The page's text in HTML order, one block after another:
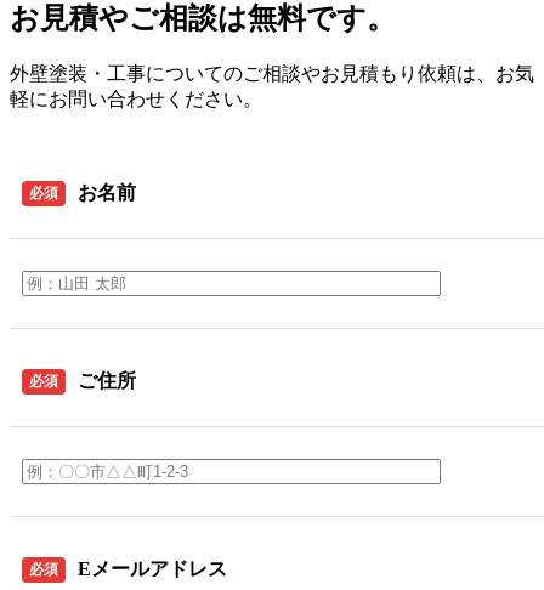
お見積やご相談は無料です。
外壁塗装・工事についてのご相談やお見積もり依頼は、お気
軽にお問い合わせください。
必須 お名前
必須 ご住所
必須 Eメールアドレス